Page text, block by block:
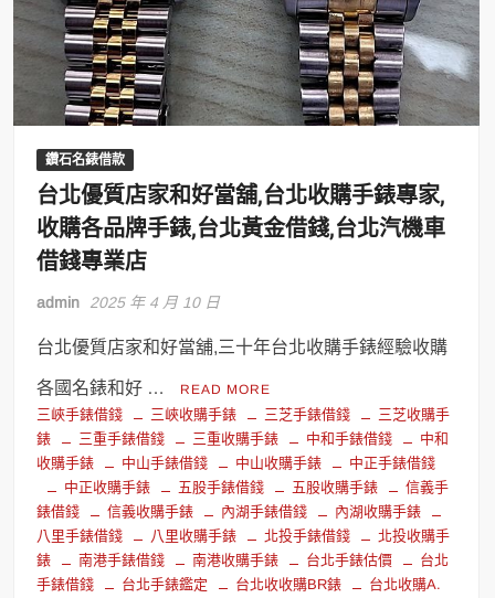
鑽石名錶借款
台北優質店家和好當舖,台北收購手錶專家,
收購各品牌手錶,台北黃金借錢,台北汽機車
借錢專業店
admin 2025 年 4 月 10 日
台北優質店家和好當舖,三十年台北收購手錶經驗收購
各國名錶和好 … READ MORE
三峽手錶借錢 三峽收購手錶 三芝手錶借錢
三芝收購手
錶
三重手錶借錢 三重收購手錶 中和手錶借錢
中和
收購手錶
中山手錶借錢 中山收購手錶
中正手錶借錢
中正收購手錶
五股手錶借錢 五股收購手錶
信義手
錶借錢
信義收購手錶 內湖手錶借錢
內湖收購手錶
八里手錶借錢
八里收購手錶 北投手錶借錢
北投收購手
錶
南港手錶借錢 南港收購手錶 台北手錶估價
台北
手錶借錢
台北手錶鑑定 台北收收購BR錶
台北收購A.